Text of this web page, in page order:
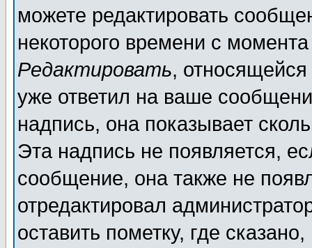
можете редактировать
некоторого времени с
Редактировать,
уже ответил на ваше
надпись, она показывает
Эта надпись не появляется,
сообщение, она также не
отредактировал
оставить пометку, где